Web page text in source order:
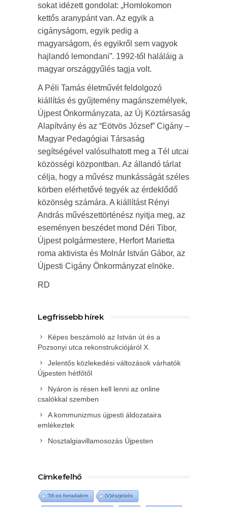
sokat idézett gondolat: „Homlokomon
kettős aranypánt van. Az egyik a
cigányságom, egyik pedig a
magyarságom, és egyikről sem vagyok
hajlandó lemondani”. 1992-től haláláig a
magyar országgyűlés tagja volt.
A Péli Tamás életművét feldolgozó
kiállítás és gyűjtemény magánszemélyek,
Újpest Önkormányzata, az Új Köztársaság
Alapítvány és az “Eötvös József” Cigány –
Magyar Pedagógiai Társaság
segítségével valósulhatott meg a Tél utcai
közösségi központban. Az állandó tárlat
célja, hogy a művész munkásságát széles
körben elérhetővé tegyék az érdeklődő
közönség számára. A kiállítást Rényi
András művészettörténész nyitja meg, az
eseményen beszédet mond Déri Tibor,
Újpest polgármestere, Herfort Marietta
roma aktivista és Molnár István Gábor, az
Újpesti Cigány Önkormányzat elnöke.
RD
Legfrissebb hírek
Képes beszámoló az István út és a
Pozsonyi utca rekonstrukciójáról X.
Jelentős közlekedési változások várhatók
Újpesten hétfőtől
Nyáron is résen kell lenni az online
csalókkal szemben
A kommunizmus újpesti áldozataira
emlékeztek
Nosztalgiavillamosozás Újpesten
Címkefelhő
'56-os forradalom (V)észjelzés